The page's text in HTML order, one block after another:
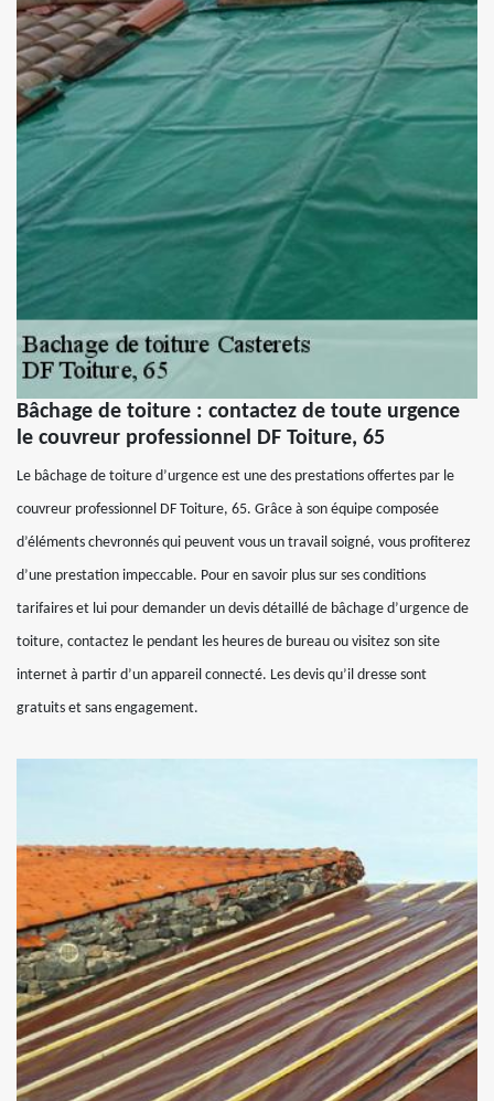
Bâchage de toiture : contactez de toute urgence
le couvreur professionnel DF Toiture, 65
Le bâchage de toiture d’urgence est une des prestations offertes par le
couvreur professionnel DF Toiture, 65. Grâce à son équipe composée
d’éléments chevronnés qui peuvent vous un travail soigné, vous profiterez
d’une prestation impeccable. Pour en savoir plus sur ses conditions
tarifaires et lui pour demander un devis détaillé de bâchage d’urgence de
toiture, contactez le pendant les heures de bureau ou visitez son site
internet à partir d’un appareil connecté. Les devis qu’il dresse sont
gratuits et sans engagement.